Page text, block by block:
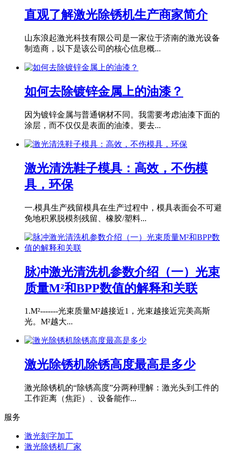
直观了解激光除锈机生产商家简介
山东浪起激光科技有限公司是一家位于济南的激光设备
制造商，以下是该公司的核心信息概...
如何去除镀锌金属上的油漆？
因为镀锌金属与普通钢材不同。我需要考虑油漆下面的
涂层，而不仅仅是表面的油漆。要去...
激光清洗鞋子模具：高效，不伤模
具，环保
一.模具生产残留模具在生产过程中，模具表面会不可避
免地积累脱模剂残留、橡胶/塑料...
脉冲激光清洗机参数介绍（一）光束
质量M²和BPP数值的解释和关联
1.M²-------光束质量M²越接近1，光束越接近完美高斯
光。M²越大...
激光除锈机除锈高度最高是多少
激光除锈机的“除锈高度”分两种理解：激光头到工件的
工作距离（焦距）、设备能作...
服务
激光刻字加工
激光除锈机厂家